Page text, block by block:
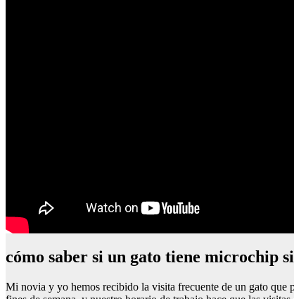
cómo saber si un gato tiene microchip
Mi novia y yo hemos recibido la visita frecuente de un gato que